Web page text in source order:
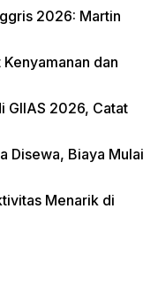
2026: Martin
dan
GIIAS 2026, Catat
Disewa, Biaya Mulai
Menarik di